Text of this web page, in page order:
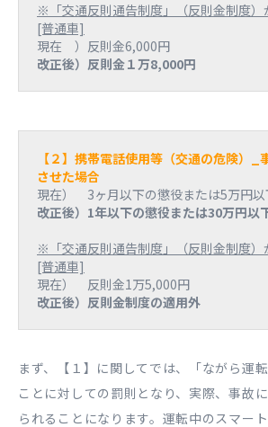
※「交通反則通告制度」（反則金制度）
[普通車]
現在 ）反則金6,000円
改正後）反則金１万8,000円
【２】携帯電話使用等（交通の危険）_
させた場合
現在） 3ヶ月以下の懲役または5万円以
改正後）1年以下の懲役または30万円以
※「交通反則通告制度」（反則金制度）
[普通車]
現在） 反則金1万5,000円
改正後）反則金制度の適用外
まず、【１】に関してでは、「ながら運
ことに対しての罰則となり、実際、事故
られることになります。運転中のスマー